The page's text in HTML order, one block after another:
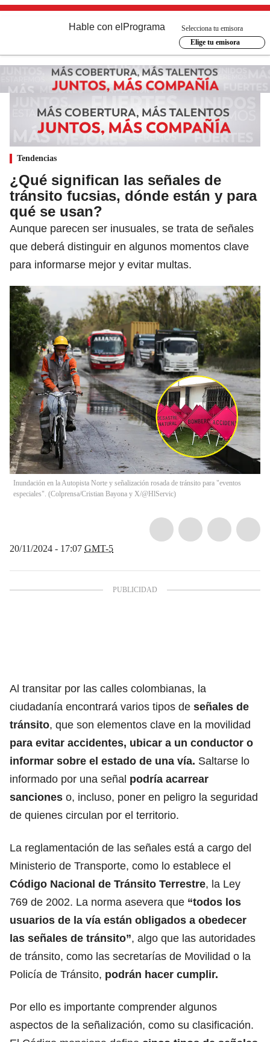
Hable con el Programa
Selecciona tu emisora
Elige tu emisora
Tendencias
¿Qué significan las señales de
tránsito fucsias, dónde están y para
qué se usan?
Aunque parecen ser inusuales, se trata de señales
que deberá distinguir en algunos momentos clave
para informarse mejor y evitar multas.
Inundación en la Autopista Norte y señalización rosada de tránsito para "eventos
especiales". (Colprensa/Cristian Bayona y X/@HlServic)
20/11/2024 - 17:07 GMT-5
Al transitar por las calles colombianas, la
ciudadanía encontrará varios tipos de señales de
tránsito, que son elementos clave en la movilidad
para evitar accidentes, ubicar a un conductor o
informar sobre el estado de una vía. Saltarse lo
informado por una señal podría acarrear
sanciones o, incluso, poner en peligro la seguridad
de quienes circulan por el territorio.
La reglamentación de las señales está a cargo del
Ministerio de Transporte, como lo establece el
Código Nacional de Tránsito Terrestre, la Ley
769 de 2002. La norma asevera que “todos los
usuarios de la vía están obligados a obedecer
las señales de tránsito”, algo que las autoridades
de tránsito, como las secretarías de Movilidad o la
Policía de Tránsito, podrán hacer cumplir.
Por ello es importante comprender algunos
aspectos de la señalización, como su clasificación.